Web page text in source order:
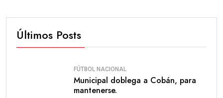
Últimos Posts
FÚTBOL NACIONAL
Municipal doblega a Cobán, para
mantenerse.